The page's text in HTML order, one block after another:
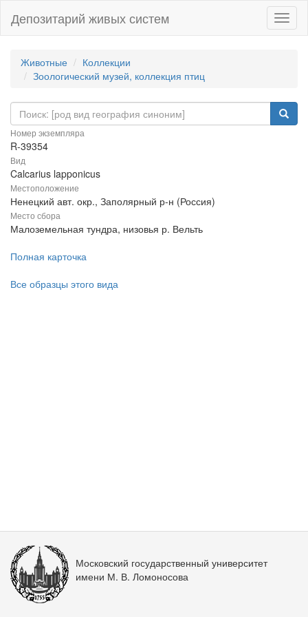
Депозитарий живых систем
Животные
Коллекции
Зоологический музей, коллекция птиц
Номер экземпляра
R-39354
Вид
Calcarius lapponicus
Местоположение
Ненецкий авт. окр., Заполярный р-н (Россия)
Место сбора
Малоземельная тундра, низовья р. Вельть
Полная карточка
Все образцы этого вида
Московский государственный университет
имени М. В. Ломоносова